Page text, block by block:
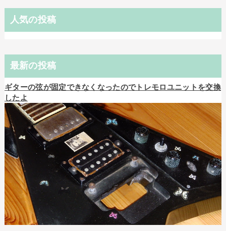
人気の投稿
最新の投稿
ギターの弦が固定できなくなったのでトレモロユニットを交換
したよ